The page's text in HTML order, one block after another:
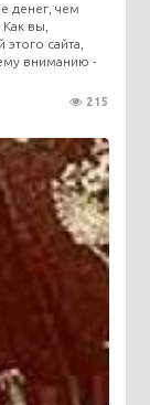
денег, чем
вы,
сайта,
вниманию -
215